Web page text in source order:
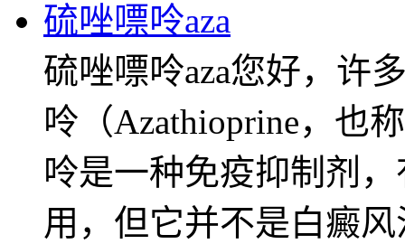
硫唑嘌呤aza
硫唑嘌呤aza您好，许
呤（Azathioprine，也
呤是一种免疫抑制剂
用，但它并不是白癜